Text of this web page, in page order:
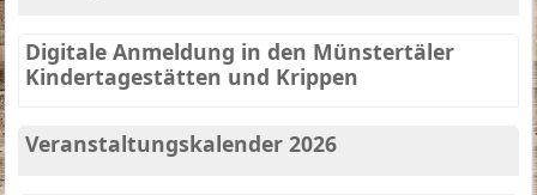
Digitale Anmeldung in den Münstertäler
Kindertagestätten und Krippen
Veranstaltungskalender 2026